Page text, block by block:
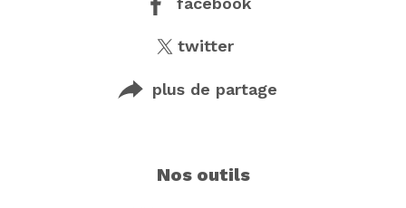
twitter
plus de partage
nos outils